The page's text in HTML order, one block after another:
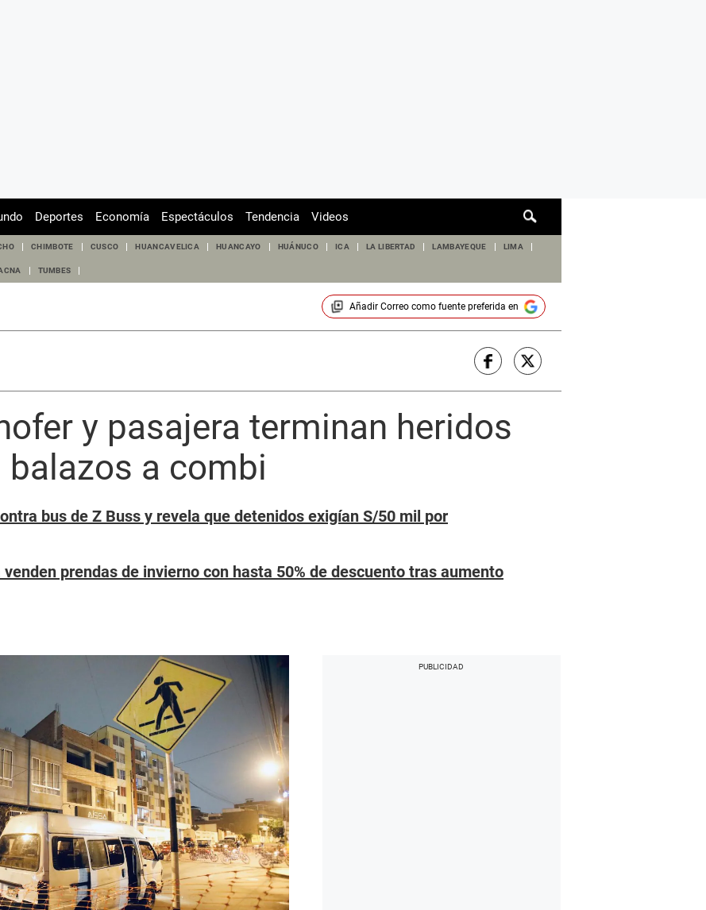
de
Deportes Economía Espectáculos Tendencia Videos
CHIMBOTE CUSCO HUANCAVELICA HUANCAYO HUÁNUCO ICA LA LIBERTAD LAMBAYEQUE LIMA
TUMBES
Añadir Correocomo fuente preferida en
y pasajera terminan heridos
a combi
bus de Z Buss y revela que detenidos exigían S/50 mil por
prendas de invierno con hasta 50% de descuento tras aumento